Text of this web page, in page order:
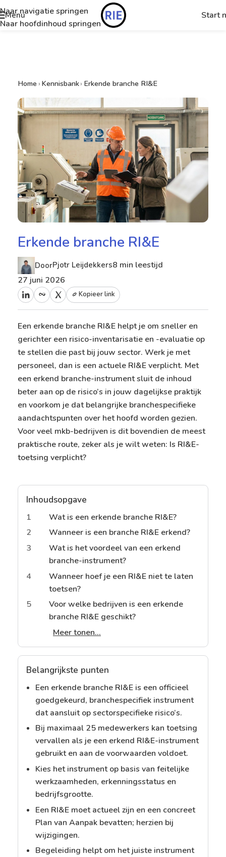
Naar navigatie springen
Naar hoofdinhoud springen
Menu Start
Home › Kennisbank› Erkende branche RI&E
Erkende branche RI&E
DoorPjotr Leijdekkers8 min leestijd
27 juni 2026
Kopieer link
Een erkende branche RI&E helpt je om sneller en
gerichter een risico-inventarisatie en -evaluatie op
te stellen die past bij jouw sector. Werk je met
personeel, dan is een actuele RI&E verplicht. Met
een erkend branche-instrument sluit de inhoud
beter aan op de risico’s in jouw dagelijkse praktijk
en voorkom je dat belangrijke branchespecifieke
aandachtspunten over het hoofd worden gezien.
Voor veel mkb-bedrijven is dit bovendien de meest
praktische route, zeker als je wilt weten: Is RI&E-
toetsing verplicht?
Inhoudsopgave
1
Wat is een erkende branche RI&E?
2
Wanneer is een branche RI&E erkend?
3
Wat is het voordeel van een erkend
branche-instrument?
4
Wanneer hoef je een RI&E niet te laten
toetsen?
5
Voor welke bedrijven is een erkende
branche RI&E geschikt?
Meer tonen...
Belangrijkste punten
Een erkende branche RI&E is een officieel
goedgekeurd, branchespecifiek instrument
dat aansluit op sectorspecifieke risico’s.
Bij maximaal 25 medewerkers kan toetsing
vervallen als je een erkend RI&E-instrument
gebruikt en aan de voorwaarden voldoet.
Kies het instrument op basis van feitelijke
werkzaamheden, erkenningsstatus en
bedrijfsgrootte.
Een RI&E moet actueel zijn en een concreet
Plan van Aanpak bevatten; herzien bij
wijzigingen.
Begeleiding helpt om het juiste instrument